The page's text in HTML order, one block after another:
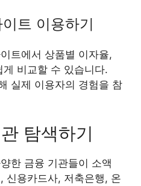
트 이용하기
트에서 상품별 이자율,
비교할 수 있습니다.
실제 이용자의 경험을 참
탐색하기
한 금융 기관들이 소액
신용카드사, 저축은행, 온